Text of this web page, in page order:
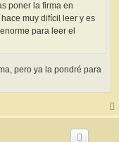
poner la firma en
muy difícil leer y es
para leer el
pero ya la pondré para